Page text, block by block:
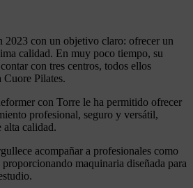
2023 con un objetivo claro: ofrecer un
calidad. En muy poco tiempo, su
con tres centros, todos ellos
Cuore Pilates.
con Torre le ha permitido ofrecer
profesional, seguro y versátil,
alta calidad.
acompañar a profesionales como
maquinaria diseñada para